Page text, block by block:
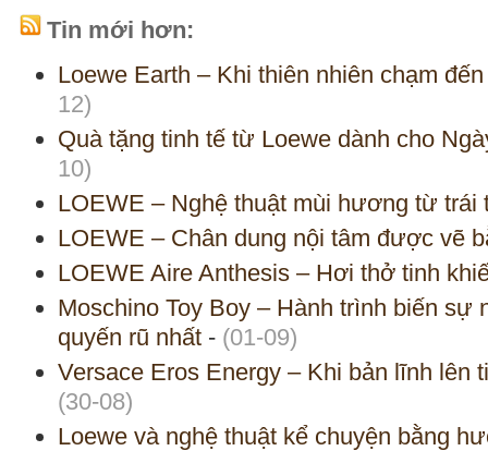
Tin mới hơn:
Loewe Earth – Khi thiên nhiên chạm
12)
Quà tặng tinh tế từ Loewe dành cho
10)
LOEWE – Nghệ thuật mùi hương từ trái
LOEWE – Chân dung nội tâm được vẽ
LOEWE Aire Anthesis – Hơi thở tinh
Moschino Toy Boy – Hành trình biến sự
quyến rũ nhất - (01-09)
Versace Eros Energy – Khi bản lĩnh lên
(30-08)
Loewe và nghệ thuật kể chuyện bằng